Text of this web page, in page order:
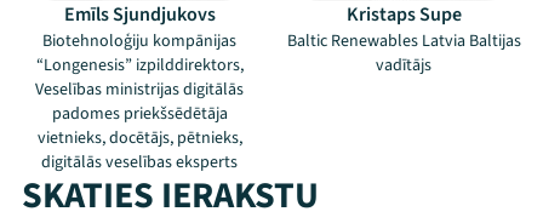
Emīls Sjundjukovs
Biotehnoloģiju kompānijas
“Longenesis” izpilddirektors,
Veselības ministrijas digitālās
padomes priekšsēdētāja
vietnieks, docētājs, pētnieks,
digitālās veselības eksperts
Kristaps Supe
Baltic Renewables Latvia Baltijas
vadītājs
SKATIES IERAKSTU